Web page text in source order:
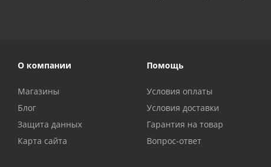
О компании
Магазины
Блог
Защита данных
Карта сайта
Помощь
Условия оплаты
Условия доставки
Гарантия на товар
Вопрос-ответ